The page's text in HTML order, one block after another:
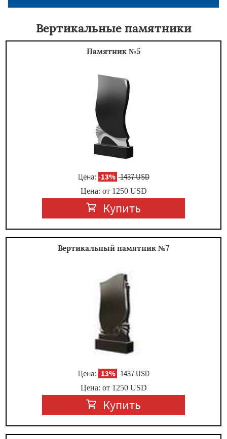
Вертикальные памятники
Памятник №5
Цена: -13% 1437 USD
Цена: от 1250USD
Купить
Вертикальный памятник №7
Цена: -13% 1437 USD
Цена: от 1250USD
Купить